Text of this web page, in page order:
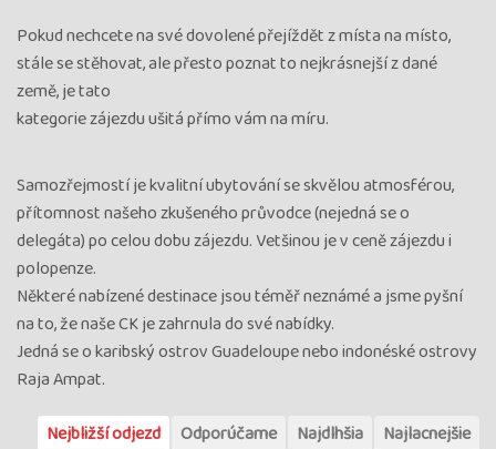
Pokud nechcete na své dovolené přejíždět z místa na místo,
stále se stěhovat, ale přesto poznat to nejkrásnejší z dané
země, je tato
kategorie zájezdu ušitá přímo vám na míru.
Samozřejmostí je kvalitní ubytování se skvělou atmosférou,
přítomnost našeho zkušeného průvodce (nejedná se o
delegáta) po celou dobu zájezdu. Vetšinou je v ceně zájezdu i
polopenze.
Některé nabízené destinace jsou téměř neznámé a jsme pyšní
na to, že naše CK je zahrnula do své nabídky.
Jedná se o karibský ostrov Guadeloupe nebo indonéské ostrovy
Raja Ampat.
Nejbližší odjezd
Odporúčame Najdlhšia
Najlacnejšie